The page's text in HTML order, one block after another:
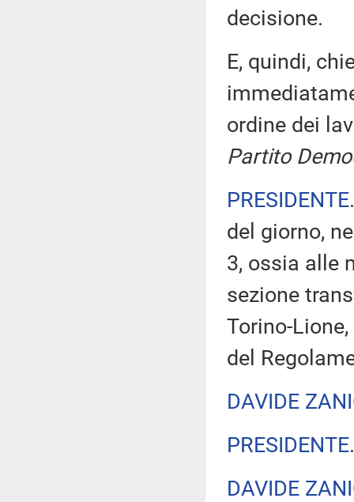
decisione.
E, quindi,
ordine dei
Partito
PRESIDENTE
del giorno,
3, ossia alle
sezione
Torino-
del
DAVIDE
PRESIDENTE
DAVIDE